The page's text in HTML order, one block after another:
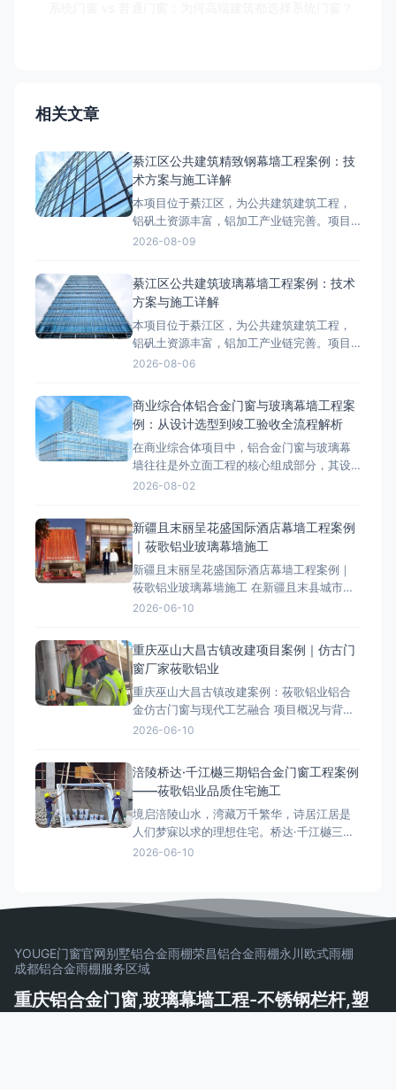
相关文章
綦江区公共建筑精致钢幕墙工程案例：技
术方案与施工详解
本项目位于綦江区，为公共建筑建筑工程，
铝矾土资源丰富，铝加工产业链完善。项目
外立面采用精致钢幕墙系统，工程总面积约
精致钢幕墙工程案例。项目概况与技术要求
綦江区属于山地气候，温差较大，项目对精
致钢幕墙的抗风压、气密性、水密性等性能
提出了较高要求。设计阶段
2026-08-09
綦江区公共建筑玻璃幕墙工程案例：技术
方案与施工详解
本项目位于綦江区，为公共建筑建筑工程，
铝矾土资源丰富，铝加工产业链完善。项目
外立面采用玻璃幕墙系统，工程总面积约
玻璃幕墙工程案例。项目概况与技术要求綦
江区属于山地气候，温差较大，项目对玻璃
幕墙的抗风压、气密性、水密性等性能提出
了较高要求。设计阶段依据相
2026-08-06
商业综合体铝合金门窗与玻璃幕墙工程案
例：从设计选型到竣工验收全流程解析
在商业综合体项目中，铝合金门窗与玻璃幕
墙往往是外立面工程的核心组成部分，其设
计选型、材料工艺和施工质量直接决定了建
万平方米商业综合体项目为案例，系统梳理
从设计选型到竣工验收的全流程技术要点，
为同类工程提供参考。 一、项目概述与工程
背景 该项目位于城市核
2026-08-02
新疆且末丽呈花盛国际酒店幕墙工程案例
｜莜歌铝业玻璃幕墙施工
新疆且末丽呈花盛国际酒店幕墙工程案例｜
莜歌铝业玻璃幕墙施工 在新疆且末县城市升
级进程中，一座崭新的地标建筑——丽呈花
能，源自莜歌铝业全程主导的专业玻璃幕墙
工程。本文将从项目设计理念、施工难点到
成果展示，深度解析这一城市新地标的诞生
过程，为类似项目提供参考。如需
2026-06-10
重庆巫山大昌古镇改建项目案例｜仿古门
窗厂家莜歌铝业
重庆巫山大昌古镇改建案例：莜歌铝业铝合
金仿古门窗与现代工艺融合 项目概况与背景
大昌古镇位于重庆巫山县，是一座拥有1700
护的古建筑群，其改建项目对门窗、栏杆及
阳光房施工提出了严格的历史风貌保护要
求。莜歌铝业凭借多年古建门窗研发与施工
经验，承接了本项目的铝合
2026-06-10
涪陵桥达·千江樾三期铝合金门窗工程案例
——莜歌铝业品质住宅施工
境启涪陵山水，湾藏万千繁华，诗居江居是
人们梦寐以求的理想住宅。桥达·千江樾三期
墅境美宅坐落于江南组团核芯区，地处涪陵
工程，用专业技术和优质施工服务，焕新城
市居住空间，助力桥达集团打造涪陵改善型
2026-06-10
YOUGE门窗官网别墅铝合金雨棚荣昌铝合金雨棚永川欧式雨棚
成都铝合金雨棚服务区域
重庆铝合金门窗,玻璃幕墙工程-不锈钢栏杆,塑